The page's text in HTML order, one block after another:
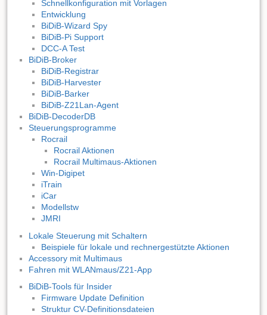
Schnellkonfiguration mit Vorlagen
Entwicklung
BiDiB-Wizard Spy
BiDiB-Pi Support
DCC-A Test
BiDiB-Broker
BiDiB-Registrar
BiDiB-Harvester
BiDiB-Barker
BiDiB-Z21Lan-Agent
BiDiB-DecoderDB
Steuerungsprogramme
Rocrail
Rocrail Aktionen
Rocrail Multimaus-Aktionen
Win-Digipet
iTrain
iCar
Modellstw
JMRI
Lokale Steuerung mit Schaltern
Beispiele für lokale und rechnergestützte Aktionen
Accessory mit Multimaus
Fahren mit WLANmaus/Z21-App
BiDiB-Tools für Insider
Firmware Update Definition
Struktur CV-Definitionsdateien